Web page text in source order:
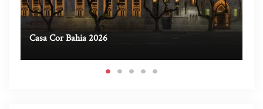
Casa Cor Bahia 2026